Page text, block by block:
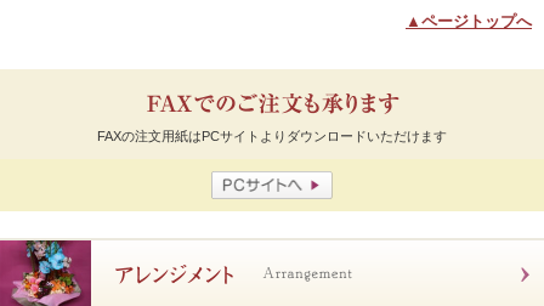
▲ページトップへ
FAXの注文用紙はPCサイトよりダウンロードいただけます